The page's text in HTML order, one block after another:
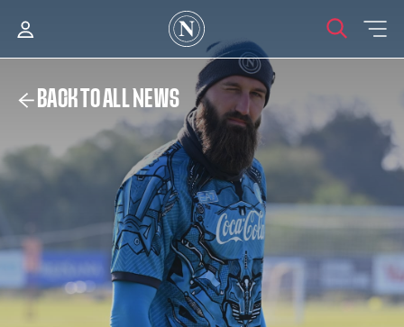
BACK TO ALL NEWS